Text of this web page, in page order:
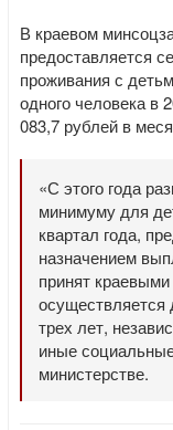
В краевом
предоставляется
проживания с
одного человека в
083,7 рублей в
«С этого года
минимуму для
квартал года,
назначением
принят
осуществляется
трех лет,
иные
министерстве.